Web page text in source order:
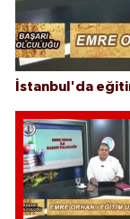
İstanbul'da